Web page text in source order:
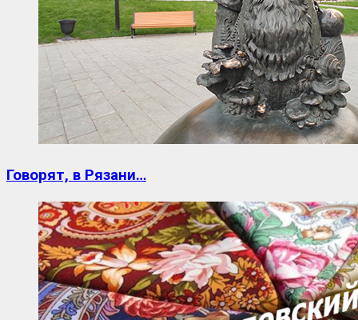
Говорят, в Рязани…